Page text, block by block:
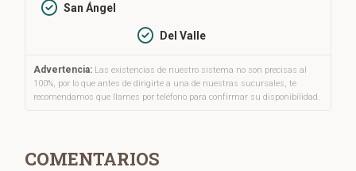
San Ángel
Del Valle
Advertencia: Las existencias de nuestro sistema no son precisas al
100%, por lo que antes de dirigirte a una de nuestras sucursales, te
recomendamos que llames por teléfono para confirmar su disponibilidad.
COMENTARIOS